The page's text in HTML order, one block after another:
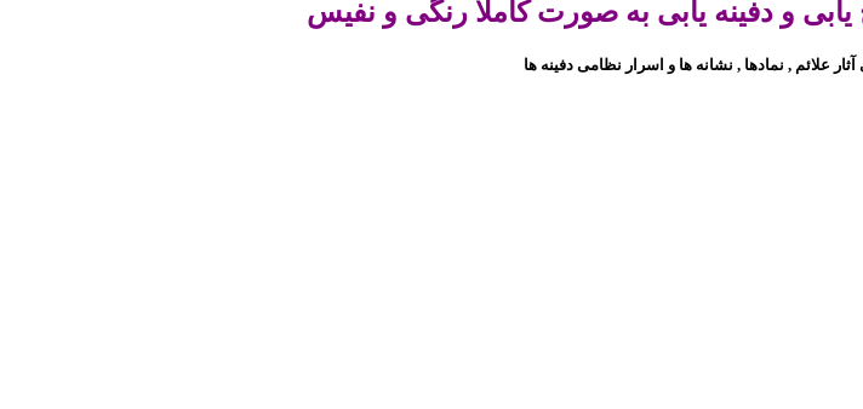
و دفینه یابی به صورت کاملا رنگی و نفیس
علائم , نمادها , نشانه ها و اسرار نظامی دفینه ها